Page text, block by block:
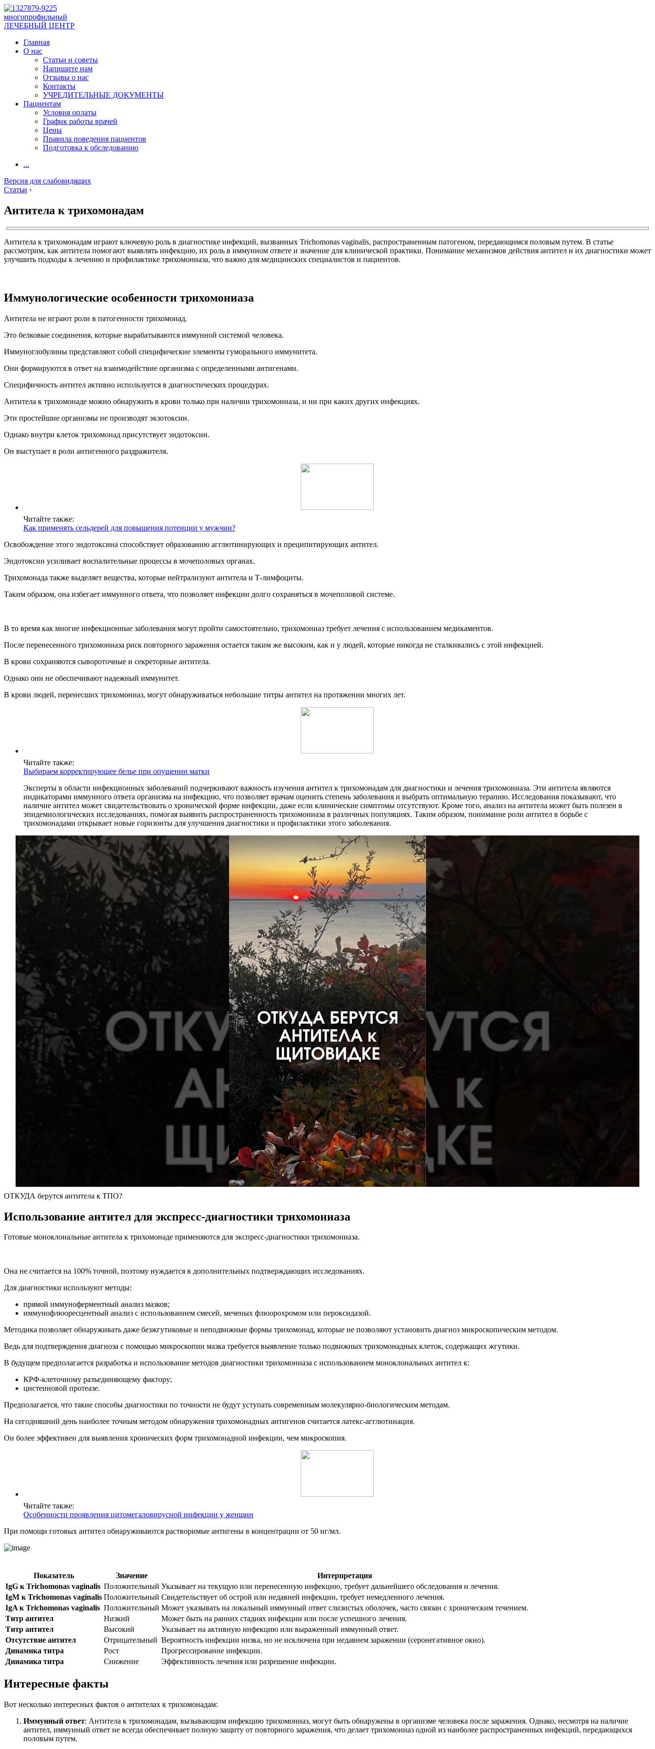
многопрофильный
ЛЕЧЕБНЫЙ ЦЕНТР
Главная
О нас
Статьи и советы
Напишите нам
Отзывы о нас
Контакты
УЧРЕДИТЕЛЬНЫЕ ДОКУМЕНТЫ
Пациентам
Условия оплаты
График работы врачей
Цены
Правила поведения пациентов
Подготовка к обследованию
...
Версия для слабовидящих
Статьи ›
Антитела к трихомонадам
Антитела к трихомонадам играют ключевую роль в диагностике инфекций, вызванных Trichomonas vaginalis, распространенным патогеном, передающимся половым путем. В статье
рассмотрим, как антитела помогают выявлять инфекцию, их роль в иммунном ответе и значение для клинической практики. Понимание механизмов действия антител и их диагностики может
улучшить подходы к лечению и профилактике трихомониаза, что важно для медицинских специалистов и пациентов.
Иммунологические особенности трихомониаза
Антитела не играют роли в патогенности трихомонад.
Это белковые соединения, которые вырабатываются иммунной системой человека.
Иммуноглобулины представляют собой специфические элементы гуморального иммунитета.
Они формируются в ответ на взаимодействие организма с определенными антигенами.
Специфичность антител активно используется в диагностических процедурах.
Антитела к трихомонаде можно обнаружить в крови только при наличии трихомониаза, и ни при каких других инфекциях.
Эти простейшие организмы не производят экзотоксин.
Однако внутри клеток трихомонад присутствует эндотоксин.
Он выступает в роли антигенного раздражителя.
Читайте также:
Как применять сельдерей для повышения потенции у мужчин?
Освобождение этого эндотоксина способствует образованию агглютинирующих и преципитирующих антител.
Эндотоксин усиливает воспалительные процессы в мочеполовых органах.
Трихомонада также выделяет вещества, которые нейтрализуют антитела и Т-лимфоциты.
Таким образом, она избегает иммунного ответа, что позволяет инфекции долго сохраняться в мочеполовой системе.
В то время как многие инфекционные заболевания могут пройти самостоятельно, трихомониаз требует лечения с использованием медикаментов.
После перенесенного трихомониаза риск повторного заражения остается таким же высоким, как и у людей, которые никогда не сталкивались с этой инфекцией.
В крови сохраняются сывороточные и секреторные антитела.
Однако они не обеспечивают надежный иммунитет.
В крови людей, перенесших трихомониаз, могут обнаруживаться небольшие титры антител на протяжении многих лет.
Читайте также:
Выбираем корректирующее белье при опущении матки
Эксперты в области инфекционных заболеваний подчеркивают важность изучения антител к трихомонадам для диагностики и лечения трихомониаза. Эти антитела являются
индикаторами иммунного ответа организма на инфекцию, что позволяет врачам оценить степень заболевания и выбрать оптимальную терапию. Исследования показывают, что
наличие антител может свидетельствовать о хронической форме инфекции, даже если клинические симптомы отсутствуют. Кроме того, анализ на антитела может быть полезен в
эпидемиологических исследованиях, помогая выявить распространенность трихомониаза в различных популяциях. Таким образом, понимание роли антител в борьбе с
трихомонадами открывает новые горизонты для улучшения диагностики и профилактики этого заболевания.
ОТКУДА берутся антитела к ТПО?
Использование антител для экспресс-диагностики трихомониаза
Готовые моноклональные антитела к трихомонаде применяются для экспресс-диагностики трихомониаза.
Она не считается на 100% точной, поэтому нуждается в дополнительных подтверждающих исследованиях.
Для диагностики используют методы:
прямой иммуноферментный анализ мазков;
иммунофлюоресцентный анализ с использованием смесей, меченых флюорохромом или пероксидазой.
Методика позволяет обнаруживать даже безжгутиковые и неподвижные формы трихомонад, которые не позволяют установить диагноз микроскопическим методом.
Ведь для подтверждения диагноза с помощью микроскопии мазка требуется выявление только подвижных трихомонадных клеток, содержащих жгутики.
В будущем предполагается разработка и использование методов диагностики трихомониаза с использованием моноклональных антител к:
КРФ-клеточному разъединяющему фактору;
цистеиновой протеазе.
Предполагается, что такие способы диагностики по точности не будут уступать современным молекулярно-биологическим методам.
На сегодняшний день наиболее точным методом обнаружения трихомонадных антигенов считается латекс-агглютинация.
Он более эффективен для выявления хронических форм трихомонадной инфекции, чем микроскопия.
Читайте также:
Особенности проявления цитомегаловирусной инфекции у женщин
При помощи готовых антител обнаруживаются растворимые антигены в концентрации от 50 нг/мл.
Показатель Значение
Интерпретация
IgG к Trichomonas vaginalis Положительный Указывает на текущую или перенесенную инфекцию, требует дальнейшего обследования и лечения.
IgM к Trichomonas vaginalis Положительный Свидетельствует об острой или недавней инфекции, требует немедленного лечения.
IgA к Trichomonas vaginalis Положительный Может указывать на локальный иммунный ответ слизистых оболочек, часто связан с хроническим течением.
Титр антител
Низкий
Может быть на ранних стадиях инфекции или после успешного лечения.
Титр антител
Высокий
Указывает на активную инфекцию или выраженный иммунный ответ.
Отсутствие антител
Отрицательный Вероятность инфекции низка, но не исключена при недавнем заражении (серонегативное окно).
Динамика титра
Рост
Прогрессирование инфекции.
Динамика титра
Снижение Эффективность лечения или разрешение инфекции.
Интересные факты
Вот несколько интересных фактов о антителах к трихомонадам:
Иммунный ответ: Антитела к трихомонадам, вызывающим инфекцию трихомониаз, могут быть обнаружены в организме человека после заражения. Однако, несмотря на наличие
антител, иммунный ответ не всегда обеспечивает полную защиту от повторного заражения, что делает трихомониаз одной из наиболее распространенных инфекций, передающихся
половым путем.